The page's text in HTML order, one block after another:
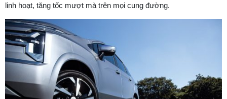
linh hoạt, tăng tốc mượt mà trên mọi cung đường.